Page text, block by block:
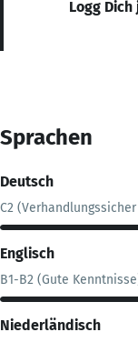
Logg
Sprachen
Deutsch
C2
Englisch
B1-B2 (Gute
Niederländisch